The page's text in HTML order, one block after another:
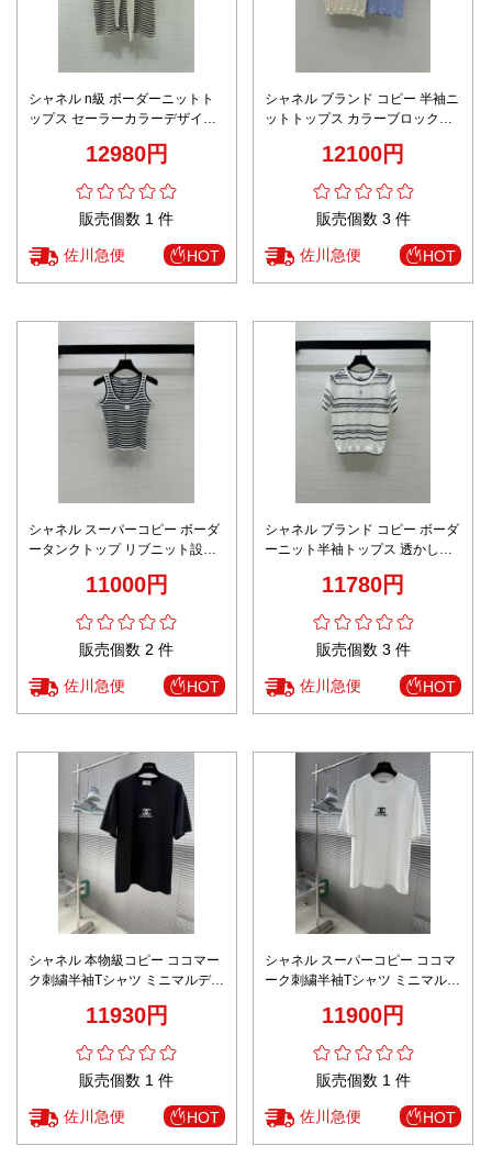
シャネル n級 ボーダーニットト
ップス セーラーカラーデザイン
12980円
販売個数 1 件
佐川急便 HOT
シャネル ブランド コピー 半袖ニ
ットトップス カラーブロックデ
12100円
販売個数 3 件
佐川急便 HOT
シャネル スーパーコピー ボーダ
ータンクトップ リブニット設計
11000円
販売個数 2 件
佐川急便 HOT
シャネル ブランド コピー ボーダ
ーニット半袖トップス 透かし編
11780円
販売個数 3 件
佐川急便 HOT
シャネル 本物級コピー ココマー
ク刺繍半袖Tシャツ ミニマルデザ
11930円
販売個数 1 件
佐川急便 HOT
シャネル スーパーコピー ココマ
ーク刺繍半袖Tシャツ ミニマルデ
11900円
販売個数 1 件
佐川急便 HOT